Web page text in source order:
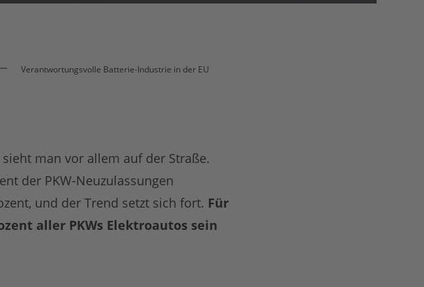
Verantwortungsvolle Batterie-Industrie in der EU
sieht man vor allem auf der Straße.
der PKW-Neuzulassungen
und der Trend setzt sich fort. Für
aller PKWs Elektroautos sein